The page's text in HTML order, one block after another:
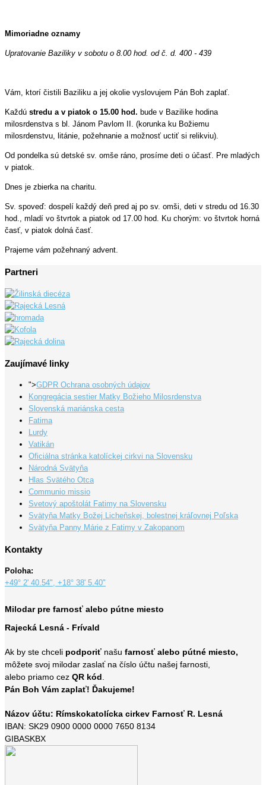
Mimoriadne oznamy
Upratovanie Baziliky v sobotu o 8.00 hod. od č. d. 400 - 439
Vám, ktorí čistili Baziliku a jej okolie vyslovujem Pán Boh zaplať.
Každú stredu a v piatok o 15.00 hod. bude v Bazilike hodina
milosrdenstva s bl. Jánom Pavlom II. (korunka ku Božiemu
milosrdenstvu, litánie, požehnanie a možnosť uctiť si relikviu).
Od pondelka sú detské sv. omše ráno, prosíme deti o účasť. Pre mladých
v piatok.
Dnes je zbierka na charitu.
Sv. spoveď: dospelí každý deň pred aj po sv. omši, deti v stredu od 16.30
hod., mladí vo štvrtok a piatok od 17.00 hod. Ku chorým: vo štvrtok horná
časť, v piatok dolná časť.
Prajeme vám požehnaný advent.
Partneri
Zaujímavé linky
">GDPR Ochrana osobných údajov
Kongregácia sestier Matky Božieho Milosrdenstva
Slovenská mariánska cesta
Fatima
Lurdy
Vatikán
Oficiálna stránka katolíckej cirkvi na Slovensku
Národná Svätyňa
Hlas Svätého Otca
Communio missio
Svetový apoštolát Fatimy na Slovensku
Svätyňa Matky Božej Licheňskej, bolestnej kráľovnej Poľska
Svätyňa Panny Márie z Fatimy v Zakopanom
Kontakty
Poloha:
+49° 2' 40.54", +18° 38' 5.40"
Milodar pre farnosť alebo pútne miesto
Rajecká Lesná - Frívald
Ak by ste chceli podporiť našu farnosť alebo pútné miesto,
môžete svoj milodar zaslať na číslo účtu našej farnosti,
alebo priamo cez QR kód
Pán Boh Vám zaplať! Ďakujeme!
Názov účtu: Rímskokatolícka cirkev Farnosť R. Lesná
IBAN: SK29 0900 0000 0000 7650 8134
GIBASKBX